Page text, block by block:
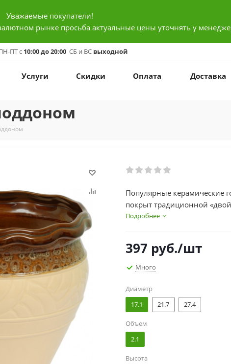
Уважаемые покупатели!
рынке просьба актуальные цены уточнять у
ПТ с 10:00 до 20:00 СБ и ВС выходной
Услуги Скидки Оплата Доставка
Популярные керамические
покрыт традиционной
славится воронежская
Подробнее
397 руб./шт
Много
Диаметр
17.1
21.7 27,4
Объем
2.1
Высота